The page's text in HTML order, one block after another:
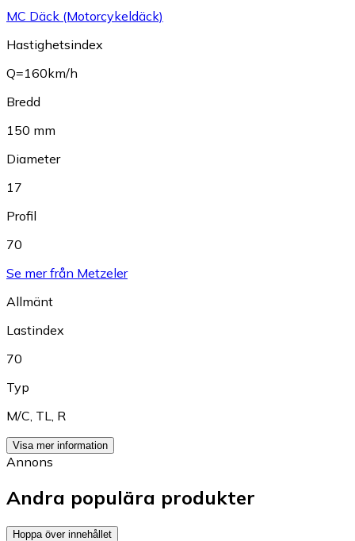
MC Däck (Motorcykeldäck)
Hastighetsindex
Q=160km/h
Bredd
150 mm
Diameter
17
Profil
70
Se mer från Metzeler
Allmänt
Lastindex
70
Typ
M/C, TL, R
Visa mer information
Annons
Andra populära produkter
Hoppa över innehållet